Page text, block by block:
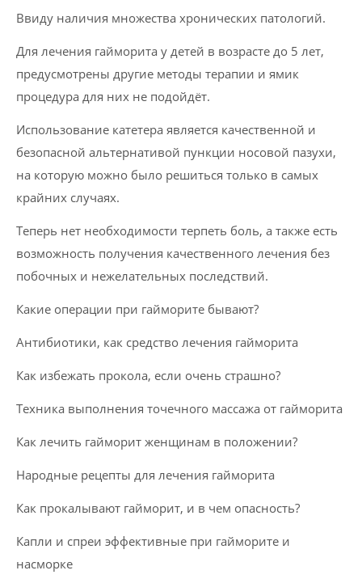
Ввиду наличия множества хронических патологий.
Для лечения гайморита у детей в возрасте до 5 лет,
предусмотрены другие методы терапии и ямик
процедура для них не подойдёт.
Использование катетера является качественной и
безопасной альтернативой пункции носовой пазухи,
на которую можно было решиться только в самых
крайних случаях.
Теперь нет необходимости терпеть боль, а также есть
возможность получения качественного лечения без
побочных и нежелательных последствий.
Какие операции при гайморите бывают?
Антибиотики, как средство лечения гайморита
Как избежать прокола, если очень страшно?
Техника выполнения точечного массажа от гайморита
Как лечить гайморит женщинам в положении?
Народные рецепты для лечения гайморита
Как прокалывают гайморит, и в чем опасность?
Капли и спреи эффективные при гайморите и
насморке